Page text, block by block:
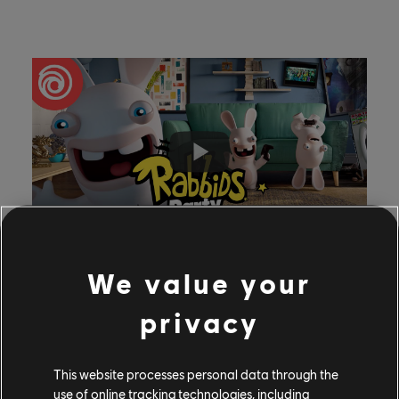
Hasta cuatro personas pueden unirse localmente a
forma gratuita. Incluso puede crear una lista de
reproducción personalizada de sus minijuegos
We value your
privacy
This website processes personal data through the
use of online tracking technologies, including